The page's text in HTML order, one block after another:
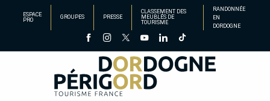
principal
ESPACE
PRO
GROUPES PRESSE
CLASSEMENT DES
MEUBLÉS DE
TOURISME
RANDONNÉE
EN
DORDOGNE